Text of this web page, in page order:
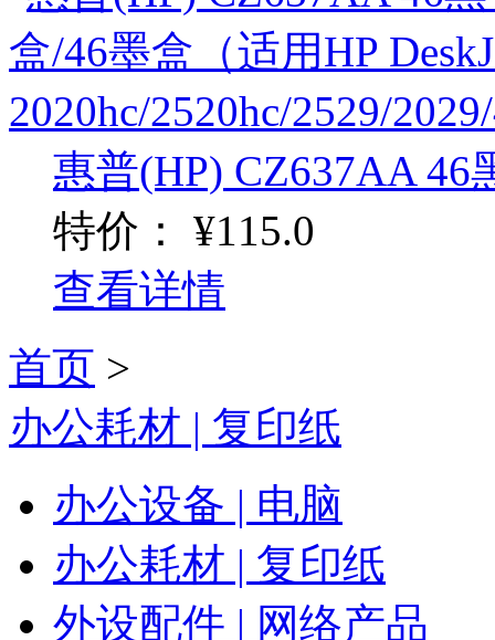
惠普(HP) CZ637AA 46
特价：
¥115.0
查看详情
首页 >
办公耗材 | 复印纸
办公设备 | 电脑
办公耗材 | 复印纸
外设配件 | 网络产品